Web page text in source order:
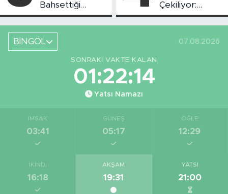
Bahsettiği
Bingöl'deki O
Yeri Görüntüledi
Çekiliyor:
Piknikçi Sayısı
Azaldı
BİNGÖL
07.08.2026
SONRAKI VAKTE KALAN
01:22:13
Yatsı Namazı
İMSAK
03:41
GÜNEŞ
05:17
ÖĞLE
12:29
İKINDI
16:18
AKŞAM
19:31
YATSI
21:00